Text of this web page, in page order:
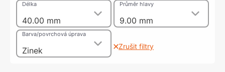
40.00 mm
Délka
9.00 mm
Průměr hlavy
Zinek
Barva/povrchová úprava
Zrušit filtry